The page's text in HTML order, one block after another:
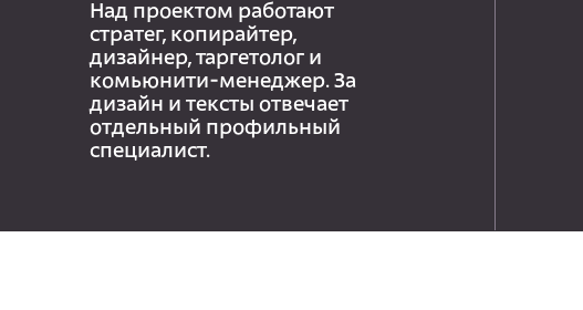
Над проектом работают
стратег, копирайтер,
дизайнер, таргетолог и
комьюнити-менеджер. За
дизайн и тексты отвечает
отдельный профильный
специалист.